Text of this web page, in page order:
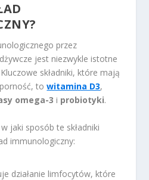
przez
jest niezwykle istotne
składniki, które mają
towitamina D3,
omega-3 i probiotyki.
jaki sposób te składniki
immunologiczny:
działanie limfocytów, które